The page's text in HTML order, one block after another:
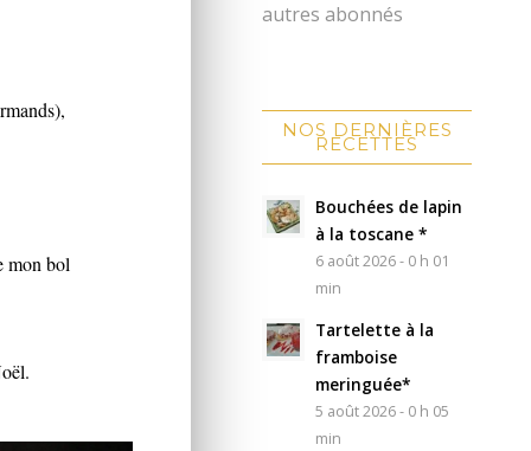
mon bol
autres abonnés
NOS DERNIÈRES
RECETTES
Bouchées de lapin
à la toscane *
6 août 2026 - 0 h 01
min
Tartelette à la
framboise
meringuée*
5 août 2026 - 0 h 05
min